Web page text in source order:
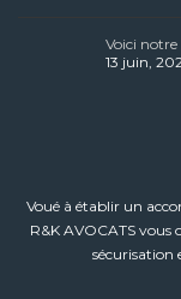
Voici
13 juin,
Voué à établir un
R&K AVOCATS vous
sécurisation